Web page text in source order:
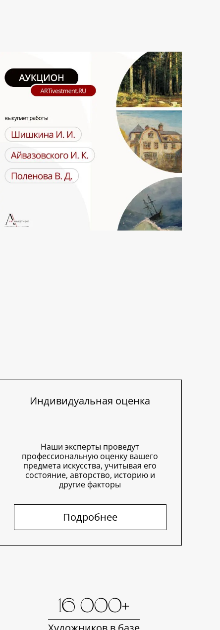
Индивидуальная оценка
Наши эксперты проведут
профессиональную оценку вашего
предмета искусства, учитывая его
состояние, авторство, историю и
другие факторы
Подробнее
16 000+